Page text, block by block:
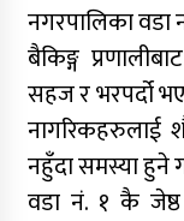
नगरपालिका वडा
बैकिङ्ग
सहज र भरपर्दो
नागरिकहरुलाई
नहुँदा समस्या हुने
वडा नं. १ कै